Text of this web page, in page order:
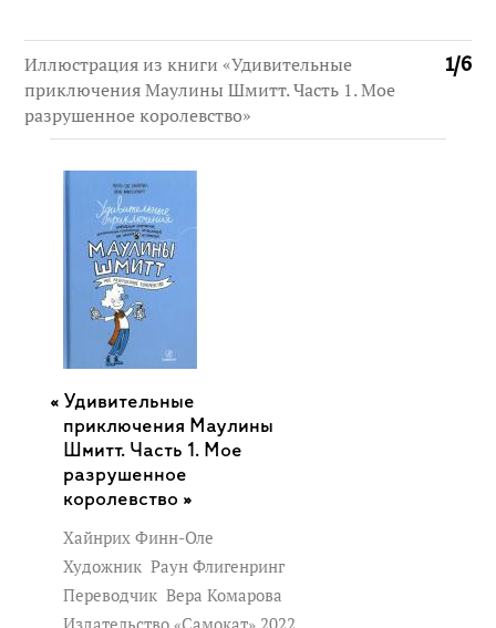
1/6
Иллюстрация из книги «Удивительные
приключения Маулины Шмитт. Часть 1. Мое
разрушенное королевство»
Удивительные
приключения Маулины
Шмитт. Часть 1. Мое
разрушенное
королевство »
Хайнрих Финн-Оле
Художник Раун Флигенринг
Переводчик Вера Комарова